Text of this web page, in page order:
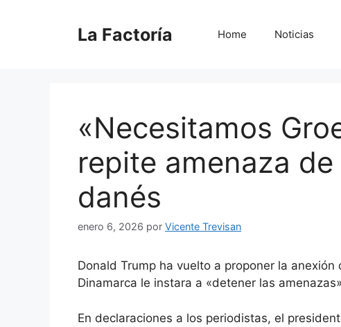
La Factoría Home Noticias
«Necesitamos
repite amenaza
danés
enero 6, 2026 por Vicente Trevisan
Donald Trump ha vuelto a proponer la
Dinamarca le instara a «detener las
En declaraciones a los periodistas, el